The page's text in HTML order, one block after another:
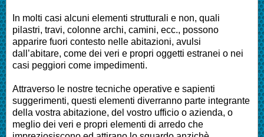
In molti casi alcuni elementi strutturali e non, quali
pilastri, travi, colonne archi, camini, ecc., possono
apparire fuori contesto nelle abitazioni, avulsi
dall’abitare, come dei veri e propri oggetti estranei o nei
casi peggiori come impedimenti.
Attraverso le nostre tecniche operative e sapienti
suggerimenti, questi elementi diverranno parte integrante
della vostra abitazione, del vostro ufficio o azienda, o
meglio dei veri e propri elementi di arredo che